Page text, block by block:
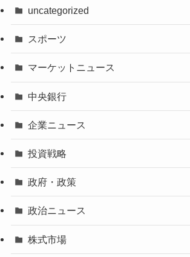
uncategorized
スポーツ
マーケットニュース
中央銀行
企業ニュース
投資戦略
政府・政策
政治ニュース
株式市場